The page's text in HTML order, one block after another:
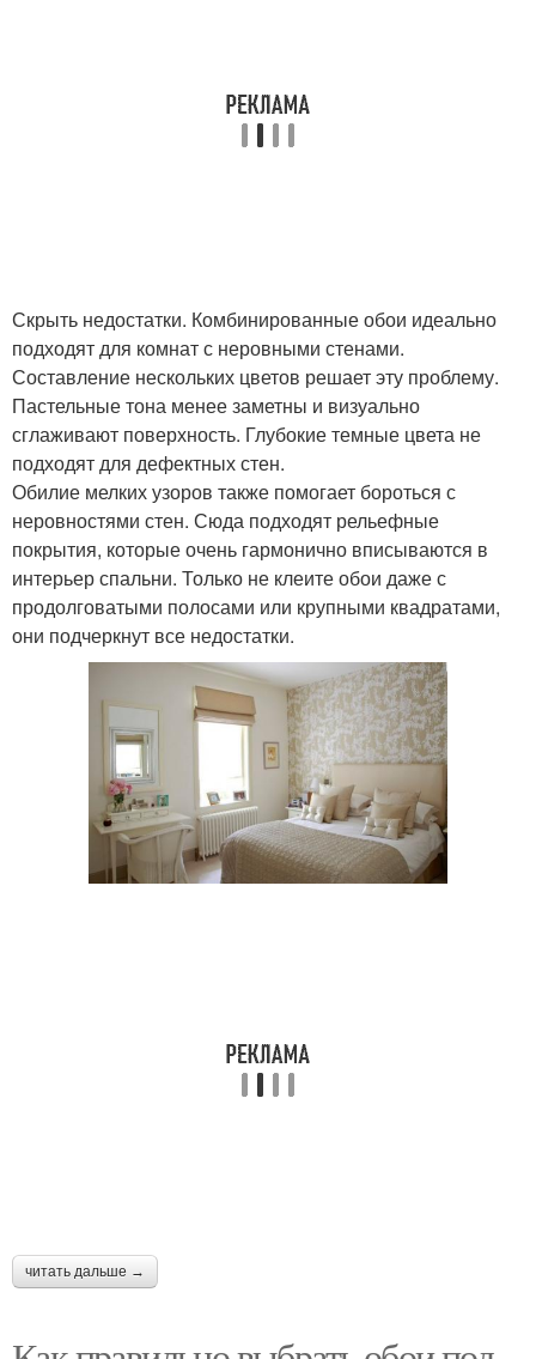
Скрыть недостатки. Комбинированные обои идеально
подходят для комнат с неровными стенами.
Составление нескольких цветов решает эту проблему.
Пастельные тона менее заметны и визуально
сглаживают поверхность. Глубокие темные цвета не
подходят для дефектных стен.
Обилие мелких узоров также помогает бороться с
неровностями стен. Сюда подходят рельефные
покрытия, которые очень гармонично вписываются в
интерьер спальни. Только не клеите обои даже с
продолговатыми полосами или крупными квадратами,
они подчеркнут все недостатки.
читать дальше →